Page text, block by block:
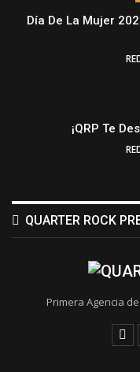
Día De La Mujer
¡QRP Te
QUARTER ROCK
Primera Agencia